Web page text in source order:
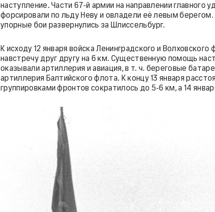
наступление. Части 67-й армии на направлении главного
форсировали по льду Неву и овладели её левым
упорные бои развернулись за Шлиссельбург.
К исходу 12 января войска Ленинградского и
навстречу друг другу на 6 км. Существенную помощь
оказывали артиллерия и авиация, в т. ч. береговые
артиллерия Балтийского флота. К концу 13 января
группировками фронтов сократилось до 5-6 км, а 14